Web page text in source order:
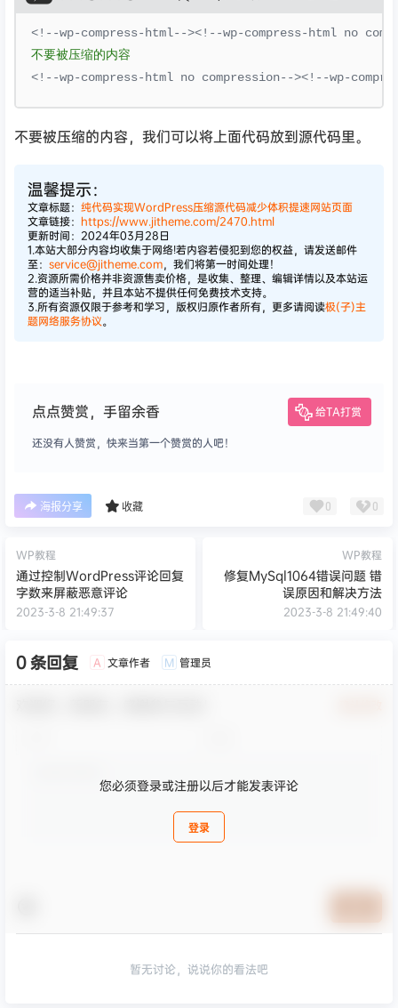
码
<!--wp-compress-html--><!--wp-compress-html no
不要被压缩的内容
<!--wp-compress-html no compression--><!--wp-
不要被压缩的内容，我们可以将上面代码放到源代码里。
温馨提示：
文章标题： 纯代码实现WordPress压缩源代码减少体积提速网站页面
文章链接： https://www.jitheme.com/2470.html
更新时间：2024年03月28日
1.本站大部分内容均收集于网络!若内容若侵犯到您的权益，请发送邮件
至： service@jitheme.com，我们将第一时间处理！
2.资源所需价格并非资源售卖价格，是收集、整理、编辑详情以及本站运
营的适当补贴，并且本站不提供任何免费技术支持。
3.所有资源仅限于参考和学习，版权归原作者所有，更多请阅读极(子)主
题网络服务协议。
点点赞赏，手留余香 给TA打赏
还没有人赞赏，快来当第一个赞赏的人吧！
海报分享 收藏 0 0
WP教程
通过控制WordPress评论回复
字数来屏蔽恶意评论
2023-3-8 21:49:37
WP教程
修复MySql1064错误问题 错
误原因和解决方法
2023-3-8 21:49:40
0 条回复 A 文章作者 M 管理员
您必须登录或注册以后才能发表评论
登录
暂无讨论，说说你的看法吧